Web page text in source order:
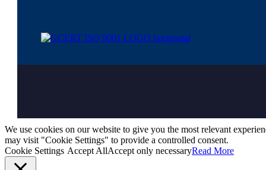
We use cookies on our website to give you the most relevant
may visit "Cookie Settings" to provide a controlled consent.
Cookie Settings Accept AllAccept only necessaryRead More